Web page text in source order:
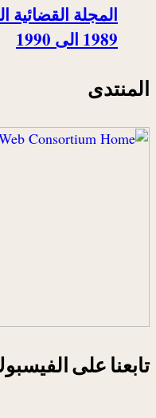
المجلة القضائية
1989 الى 1990
المنتدى
تابعنا على